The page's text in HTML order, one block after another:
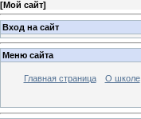
[Мой сайт]
Вход на сайт
Меню сайта
Главная страница О школе